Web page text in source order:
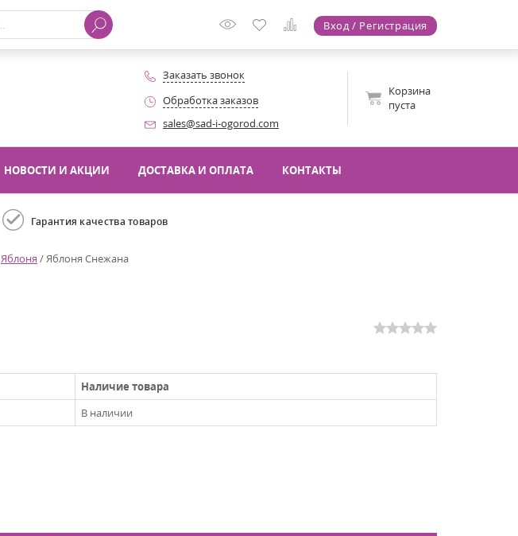
Вход / Регистрация
Заказать звонок
Обработка заказов
sales@sad-i-ogorod.com
Корзина
пуста
НОВОСТИ И АКЦИИ ДОСТАВКА И ОПЛАТА КОНТАКТЫ
Гарантия качества товаров
Яблоня /Яблоня Снежана
Наличие товара
В наличии